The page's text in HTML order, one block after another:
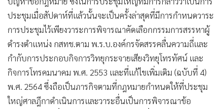
ประชุมเมื่อสัปดาห์ที่แล้วนั้นจะเป็นครั้งล่าสุดที่มีการกำหนดวาระ
การประชุมไว้เพียงวาระการพิจารณาคัดเลือกกรรมการสรรหาผู้
ดำรงตำแหน่ง กสทช.ตาม พ.ร.บ.องค์กรจัดสรรคลื่นความถี่และ
กำกับการประกอบกิจการวิทยุกระจายเสียงวิทยุโทรทัศน์ และ
กิจการโทรคมนาคม พ.ศ. 2553 และที่แก้ไขเพิ่มเติม (ฉบับที่ 4)
พ.ศ. 2564 ซึ่งถือเป็นภารกิจตามที่กฎหมายกำหนดให้ที่ประชุม
ใหญ่ศาลฎีกาดำเนินการและวาระอื่นเป็นการพิจารณาข้อ